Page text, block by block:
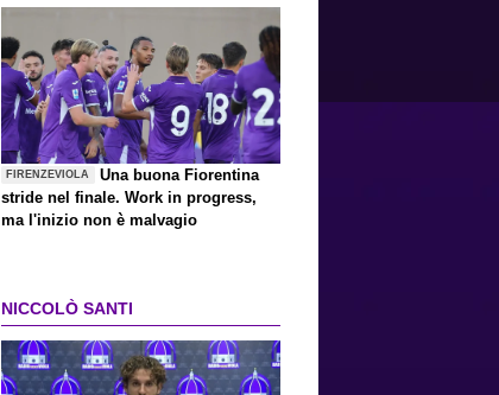
FIRENZEVIOLA
Una buona Fiorentina
stride nel finale. Work in progress,
ma l'inizio non è malvagio
NICCOLÒ SANTI